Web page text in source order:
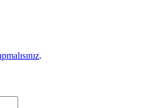
.